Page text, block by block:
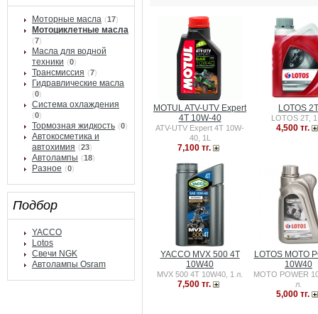
Моторные масла (17)
Мотоциклетные масла
(7)
Масла для водной
техники (0)
Трансмиссия (7)
Гидравлические масла
(0)
Система охлаждения
(0)
Тормозная жидкость (0)
Автокосметика и
автохимия (23)
Автолампы (18)
Разное (0)
Подбор
YACCO
Lotos
Свечи NGK
Автолампы Osram
MOTUL ATV-UTV Expert
4T 10W-40
ATV-UTV Expert 4T 10W-
40, 1L
7,100 тг.
LOTOS 2T
LOTOS 2T,
4,500 тг.
YACCO MVX 500 4T
10W40
MVX 500 4T 10W40, 1 л.
7,500 тг.
LOTOS MOTO
10W40
MOTO POWER
л.
5,000 тг.